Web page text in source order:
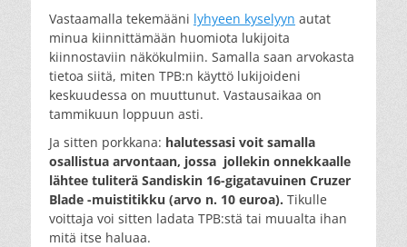
Vastaamalla tekemääni lyhyeen kyselyyn autat
minua kiinnittämään huomiota lukijoita
kiinnostaviin näkökulmiin. Samalla saan arvokasta
tietoa siitä, miten TPB:n käyttö lukijoideni
keskuudessa on muuttunut. Vastausaikaa on
tammikuun loppuun asti.
Ja sitten porkkana: halutessasi voit samalla
osallistua arvontaan, jossa jollekin onnekkaalle
lähtee tuliterä Sandiskin 16-gigatavuinen Cruzer
Blade -muistitikku (arvo n. 10 euroa). Tikulle
voittaja voi sitten ladata TPB:stä tai muualta ihan
mitä itse haluaa.